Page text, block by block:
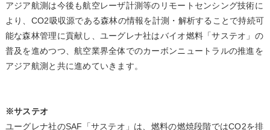
アジア航測は今後も航空レーザ計測等のリモートセンシング技術に
より、CO2吸収源である森林の情報を計測・解析することで持続可
能な森林管理に貢献し、ユーグレナ社はバイオ燃料「サステオ」の
普及を進めつつ、航空業界全体でのカーボンニュートラルの推進を
アジア航測と共に進めていきます。
※サステオ
ユーグレナ社のSAF「サステオ」は、燃料の燃焼段階ではCO2を排